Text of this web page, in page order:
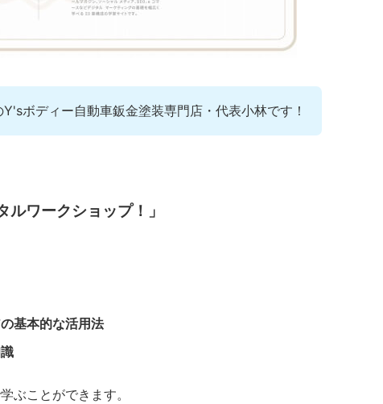
ボディー自動車鈑金塗装専門店・代表小林です！
ルワークショップ！」
基本的な活用法
ぶことができます。